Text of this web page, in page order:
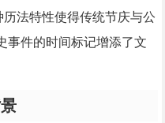
法特性使得传统节庆与公
事件的时间标记增添了文